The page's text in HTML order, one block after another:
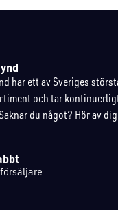
har ett av Sveriges
och tar
du något? Hör av